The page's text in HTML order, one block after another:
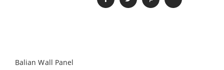
Balian Wall Panel